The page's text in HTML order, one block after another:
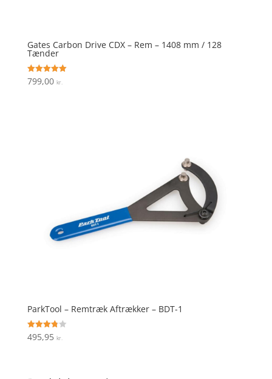
Gates Carbon Drive CDX – Rem – 1408 mm / 128
Tænder
Vurderet
5
799,00 kr.
ParkTool – Remtræk Aftrækker – BDT-1
Vurderet
3.8
495,95 kr.